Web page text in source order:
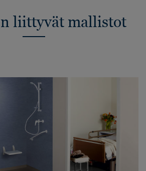
liittyvät mallistot